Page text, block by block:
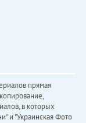
прямая
в которых
и "Украинская Фото